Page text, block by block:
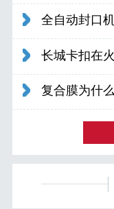
长城卡扣在